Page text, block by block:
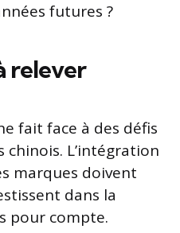
futures ?
relever
fait face à des défis
chinois. L’intégration
marques doivent
dans la
pour compte.